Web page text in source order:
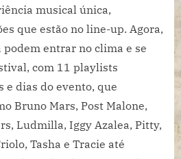
musical única,
que estão no line-up. Agora,
podem entrar no clima e se
com 11 playlists
e dias do evento, que
Bruno Mars, Post Malone,
Ludmilla, Iggy Azalea, Pitty,
Tasha e Tracie até